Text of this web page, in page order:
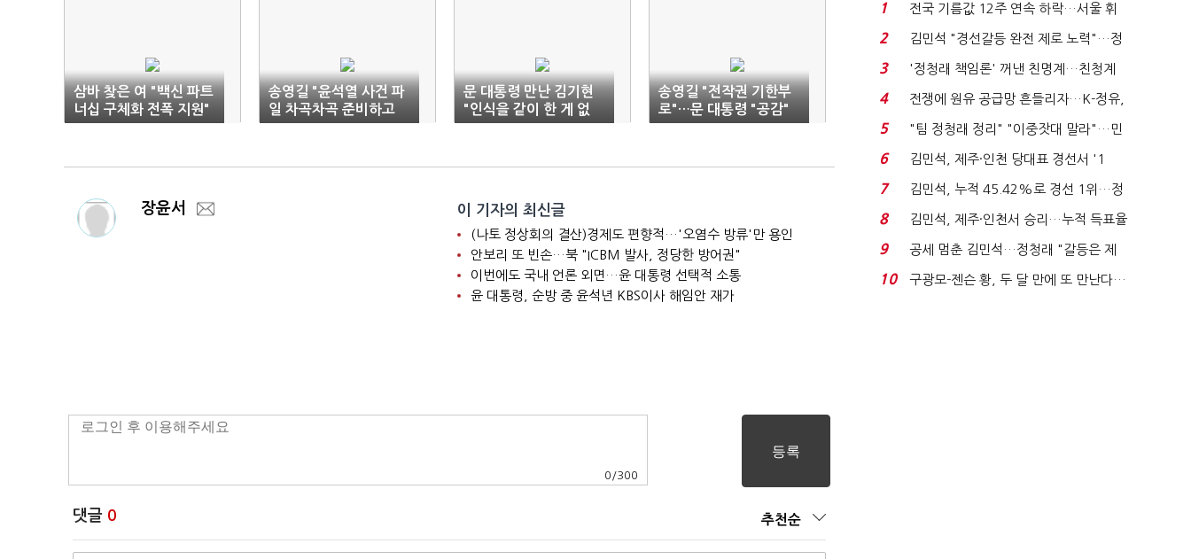
삼바 찾은 여 "백신 파트
너십 구체화 전폭 지원"
송영길 "윤석열 사건 파
일 차곡차곡 준비하고
있다"
문 대통령 만난 김기현
"인식을 같이 한 게 없
다"
송영길 "전작권 기한부
로"…문 대통령 "공감"
장윤서 이 기자의 최신글
(나토 정상회의 결산)경제도 편향적…'오염수 방류'만 용인
안보리 또 빈손…북 "ICBM 발사, 정당한 방어권"
이번에도 국내 언론 외면…윤 대통령 선택적 소통
윤 대통령, 순방 중 윤석년 KBS이사 해임안 재가
0 /300
댓글 0 추천순
1
전국 기름값 12주 연속 하락…서울 휘
발윳값 1909원...
2
김민석 "경선갈등 완전 제로 노력"…정
청래 "반명 공세 사...
3
'정청래 책임론' 꺼낸 친명계…친청계
는 추가투표 때리기...
4
전쟁에 원유 공급망 흔들리자…K-정유,
에너지안보 핵심...
5
"팀 정청래 정리" "이중잣대 말라"…민
주 최고위원 계파 다...
6
김민석, 제주·인천 당대표 경선서 '1
위'(1보)...
7
김민석, 누적 45.42%로 경선 1위…정
청래와 격차 0.86%p(...
8
김민석, 제주·인천서 승리…누적 득표율
'1위 탈환'(종합)...
9
공세 멈춘 김민석…정청래 "갈등은 제
가 수습"
10
구광모-젠슨 황, 두 달 만에 또 만난다…